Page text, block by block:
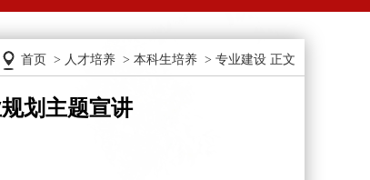
首页 > 人才培养 > 本科生培养 > 专业建设 正文
划主题宣讲